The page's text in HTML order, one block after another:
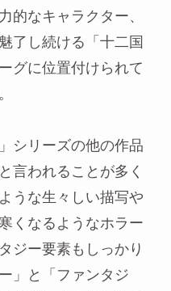
的なキャラクター、
了し続ける「十二国
グに位置付けられて
シリーズの他の作品
言われることが多く
うな生々しい描写や
くなるようなホラー
ジー要素もしっかり
」と「ファンタジ